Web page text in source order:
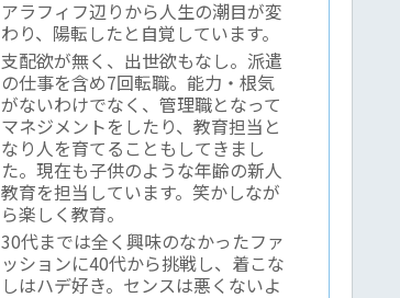
アラフィフ辺りから人生の潮目が変
わり、陽転したと自覚しています。
支配欲が無く、出世欲もなし。派遣
の仕事を含め7回転職。能力・根気
がないわけでなく、管理職となって
マネジメントをしたり、教育担当と
なり人を育てることもしてきまし
た。現在も子供のような年齢の新人
教育を担当しています。笑かしなが
ら楽しく教育。
30代までは全く興味のなかったファ
ッションに40代から挑戦し、着こな
しはハデ好き。センスは悪くないよ